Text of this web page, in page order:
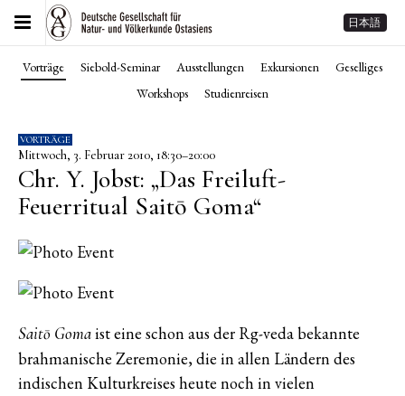
日本語
Vorträge Siebold-Seminar Ausstellungen Exkursionen
Geselliges
Workshops
Studienreisen
VORTRÄGE
Mittwoch, 3. Februar 2010, 18:30–20:00
Chr. Y. Jobst: „Das Freiluft-
Feuerritual Saitō Goma“
Saitō Gomaist eine schon aus der Rg-veda bekannte
brahmanische Zeremonie, die in allen Ländern des
indischen Kulturkreises heute noch in vielen